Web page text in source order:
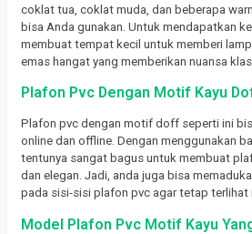
coklat tua, coklat muda, dan beberapa
bisa Anda gunakan. Untuk mendapatkan
membuat tempat kecil untuk memberi
emas hangat yang memberikan nuansa
Plafon Pvc Dengan Motif Kayu
Plafon pvc dengan motif doff seperti ini
online dan offline. Dengan menggunakan
tentunya sangat bagus untuk membuat
dan elegan. Jadi, anda juga bisa
pada sisi-sisi plafon pvc agar tetap terlihat
Model Plafon Pvc Motif Kayu